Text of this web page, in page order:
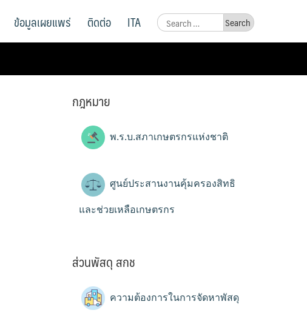
Search
for:
ข้อมูลเผยแพร่ ติดต่อ ITA
กฎหมาย
พ.ร.บ.สภาเกษตรกรแห่งชาติ
ศูนย์ประสานงานคุ้มครองสิทธิ
และช่วยเหลือเกษตรกร
ส่วนพัสดุ สกช
ความต้องการในการจัดหาพัสดุ